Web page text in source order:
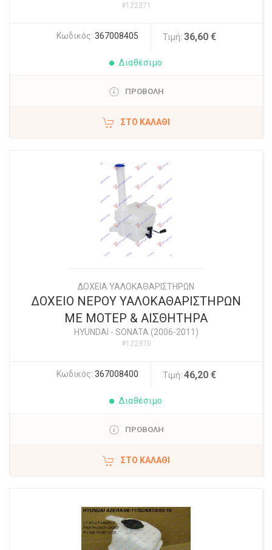
#122371
Κωδικός: 367008405 Τιμή: 36,60 €
Διαθέσιμο
ΠΡΟΒΟΛΗ
ΣΤΟ ΚΑΛΆΘΙ
ΔΟΧΕΙΑ ΥΑΛΟΚΑΘΑΡΙΣΤΗΡΩΝ
ΔΟΧΕΙΟ ΝΕΡΟΥ ΥΑΛΟΚΑΘΑΡΙΣΤΗΡΩΝ
ΜΕ ΜΟΤΕΡ & ΑΙΣΘΗΤΗΡΑ
HYUNDAI - SONATA (2006-2011)
#122370
Κωδικός: 367008400 Τιμή: 46,20 €
Διαθέσιμο
ΠΡΟΒΟΛΗ
ΣΤΟ ΚΑΛΆΘΙ